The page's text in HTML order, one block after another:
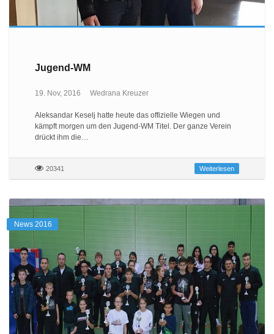
Jugend-WM
19. Nov, 2016 Wedrana Kreuzer
Aleksandar Keselj hatte heute das offizielle Wiegen und
kämpft morgen um den Jugend-WM Titel. Der ganze Verein
drückt ihm die…
20341 Weiterlesen
News 2016